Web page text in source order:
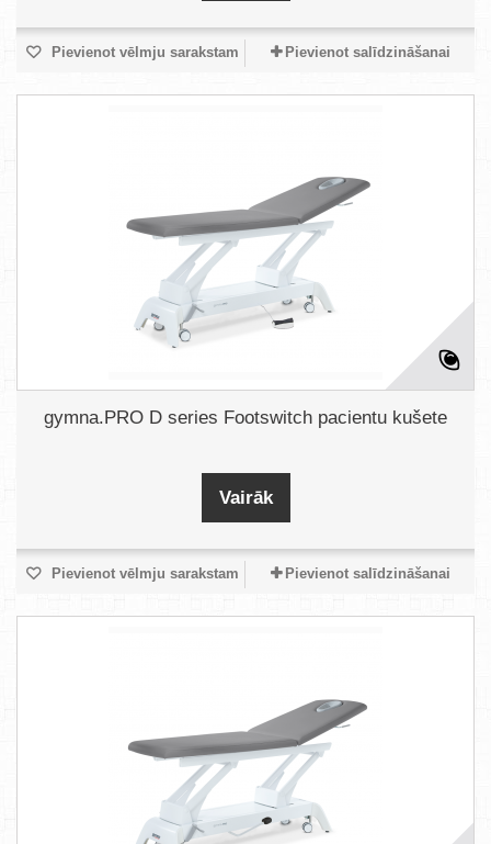
Pievienot vēlmju sarakstam Pievienot salīdzināšanai
gymna.PRO D series Footswitch pacientu kušete
Vairāk
Pievienot vēlmju sarakstam Pievienot salīdzināšanai